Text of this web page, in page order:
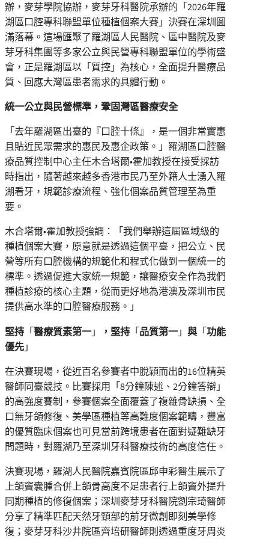
辦，麥芽學院協辦，麥芽牙科醫院承辦的「2026年羅
湖區口腔專科聯盟單位種植個案大賽」決賽在深圳圓
滿落幕。這場匯聚了羅湖區人民醫院、區中醫院及麥
芽牙科集團等多家公立與民營專科聯盟單位的學術盛
會，正是羅湖區以「質控」為核心，全面提升醫療品
質、回應大灣區患者需求的具體行動。
統一公立與民營標準，鞏固灣區醫療安全
「去年羅湖區出臺的『口腔十條』，是一個非常實惠
且貼近民眾需求的惠民及惠企政策。」羅湖區口腔醫
療品質控制中心主任木合塔爾•霍加教授在接受採訪
時指出，隨著越來越多香港市民乃至外籍人士湧入羅
湖看牙，規範診療流程、強化個案品質管理至為重
要。
木合塔爾•霍加教授強調：「我們舉辦這屆區域級的
種植個案大賽，原意就是透過這個平臺，把公立、民
營等所有口腔機構的規範化和程式化做到一個統一的
標準。透過促進大家統一規範，讓醫療安全作為我們
種植診療的核心主題，從而更好地為港澳及深圳市民
提供高水準的口腔醫療服務。」
堅持「醫療質素第一」 ，堅持「品質第一」 與 「功能
優先」
在決賽現場，從近百名參賽者中脫穎而出的16位精英
醫師同臺競技。比賽採用「8分鐘陳述、2分鐘答辯」
的高強度賽制，參賽個案全面覆蓋了複雜骨缺損、全
口無牙頜修復、美學區種植等高難度個案範疇，豐富
的優質臨床個案也可見當前跨境患者在面對疑難缺牙
問題時，對羅湖乃至深圳牙科醫療技術的高度信任。
決賽現場，羅湖人民醫院嘉賓院區邱申彩醫生展示了
上頜竇囊腫合併上頜骨高度不足患者行上頜竇外提升
同期種植的修復個案；深圳麥芽牙科醫院劉宗琦醫師
分享了精準匹配天然牙頸部的前牙微創即刻美學修
復；麥芽牙科沙井院區齊培研醫師則透過重度牙周炎